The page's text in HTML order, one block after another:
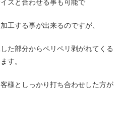
ズと合わせる事も可能で
工する事が出来るのですが、
た部分からペリペリ剥がれてくる
す。
様としっかり打ち合わせした方が